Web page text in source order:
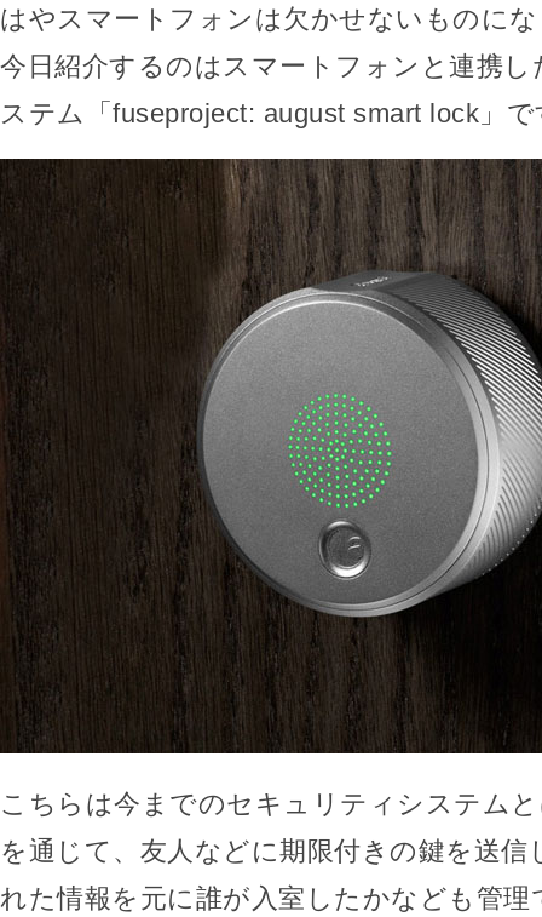
はやスマートフォンは欠かせないものに
今日紹介するのはスマートフォンと連携
ステム「fuseproject: august smart lock」で
こちらは今までのセキュリティシステム
を通じて、友人などに期限付きの鍵を送信
れた情報を元に誰が入室したかなども管